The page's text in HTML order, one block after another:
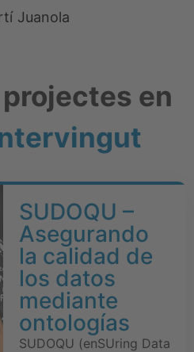
Juanola
en
SUDOQU –
Asegurando
la calidad de
los datos
mediante
ontologías
SUDOQU (enSUring Data